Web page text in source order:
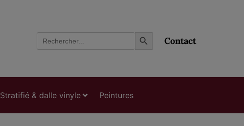
Search
for:
Search Button
Contact
Stratifié & dalle vinyle Peintures